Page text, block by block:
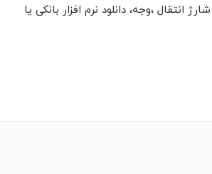
،وجه، دانلود نرم افزار بانکی یا